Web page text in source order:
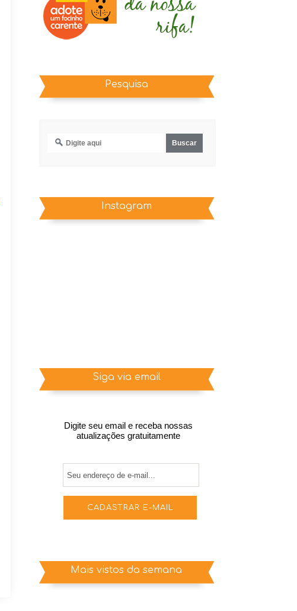
Pesquisa
Instagram
Siga via email
Digite seu email e receba nossas
atualizações gratuitamente
Mais vistos da semana